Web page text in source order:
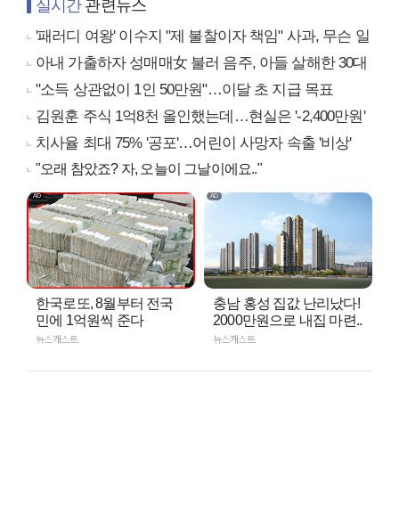
실시간관련뉴스
'패러디 여왕' 이수지 "제 불찰이자 책임" 사과, 무슨 일
아내 가출하자 성매매女 불러 음주, 아들 살해한 30대
"소득 상관없이 1인 50만원"…이달 초 지급 목표
김원훈 주식 1억8천 올인했는데…현실은 '-2,400만원'
치사율 최대 75% '공포'…어린이 사망자 속출 '비상'
"오래 참았죠? 자, 오늘이 그날이에요.."
한국로또, 8월부터 전국
민에 1억원씩 준다
뉴스캐스트
충남 홍성 집값 난리났다!
2000만원으로 내집 마련..
뉴스캐스트